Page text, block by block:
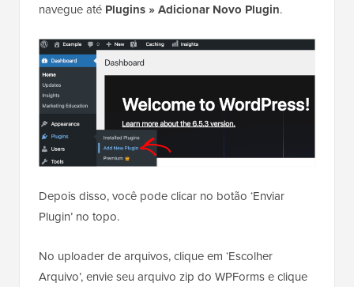
navegue até Plugins»Adicionar Novo Plugin.
Depois disso, você pode clicar no botão ‘Enviar
Plugin’ no topo.
No uploader de arquivos, clique em ‘Escolher
Arquivo’, envie seu arquivo zip do WPForms e clique